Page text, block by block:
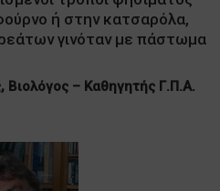
ή στην κατσαρόλα,
γινόταν με πάστωμα
– Καθηγητής Γ.Π.Α.